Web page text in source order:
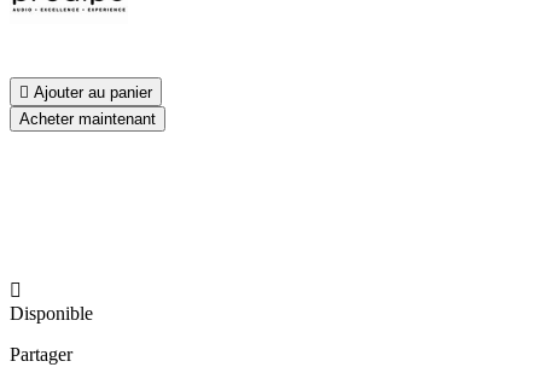
 Ajouter au panier
Acheter maintenant

Disponible
Partager